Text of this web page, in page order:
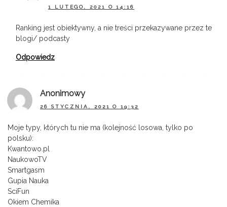
1 LUTEGO, 2021 O 14:16
Ranking jest obiektywny, a nie treści przekazywane przez te
blogi/ podcasty
Odpowiedz
Anonimowy
26 STYCZNIA, 2021 O 19:32
Moje typy, których tu nie ma (kolejność losowa, tylko po
polsku):
Kwantowo.pl
NaukowoTV
Smartgasm
Gupia Nauka
SciFun
Okiem Chemika